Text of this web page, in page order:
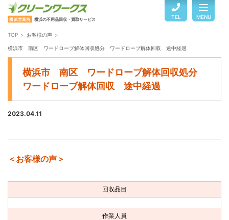
横浜営業所 横浜の不用品回収・買取サービス TEL MENU
TOP
サービスのご案内
お客様の声
TOP お客様の声
横浜市 南区 ワードローブ解体回収処分 ワードローブ解体回収 途中経過
横浜市 南区 ワードローブ解体回収処分
ワードローブ解体回収 途中経過
2023.04.11
＜お客様の声＞
回収品目
作業人員